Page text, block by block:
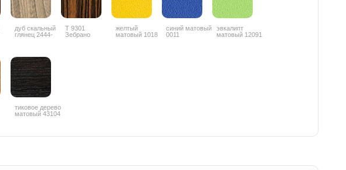
дуб скальный
глянец 2444-
Т 9301
Зебрано
желтый
матовый 1018
синий матовый
0011
эвкалипт
матовый 12091
тиковое дерево
матовый 43104